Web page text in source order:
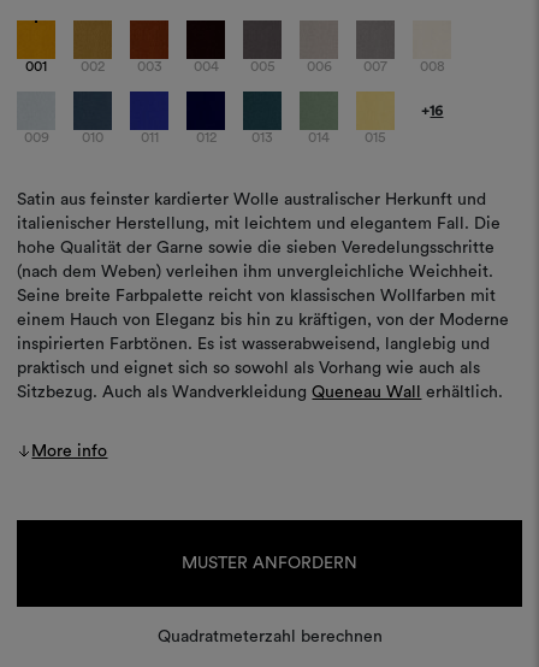
001 002 003 004 005 006 007 008
009 010 011 012 013 014 015
+16
Satin aus feinster kardierter Wolle australischer Herkunft und
italienischer Herstellung, mit leichtem und elegantem Fall. Die
hohe Qualität der Garne sowie die sieben Veredelungsschritte
(nach dem Weben) verleihen ihm unvergleichliche Weichheit.
Seine breite Farbpalette reicht von klassischen Wollfarben mit
einem Hauch von Eleganz bis hin zu kräftigen, von der Moderne
inspirierten Farbtönen. Es ist wasserabweisend, langlebig und
praktisch und eignet sich so sowohl als Vorhang wie auch als
Sitzbezug. Auch als WandverkleidungQueneau Wall erhältlich.
More info
MUSTER ANFORDERN
Quadratmeterzahl berechnen